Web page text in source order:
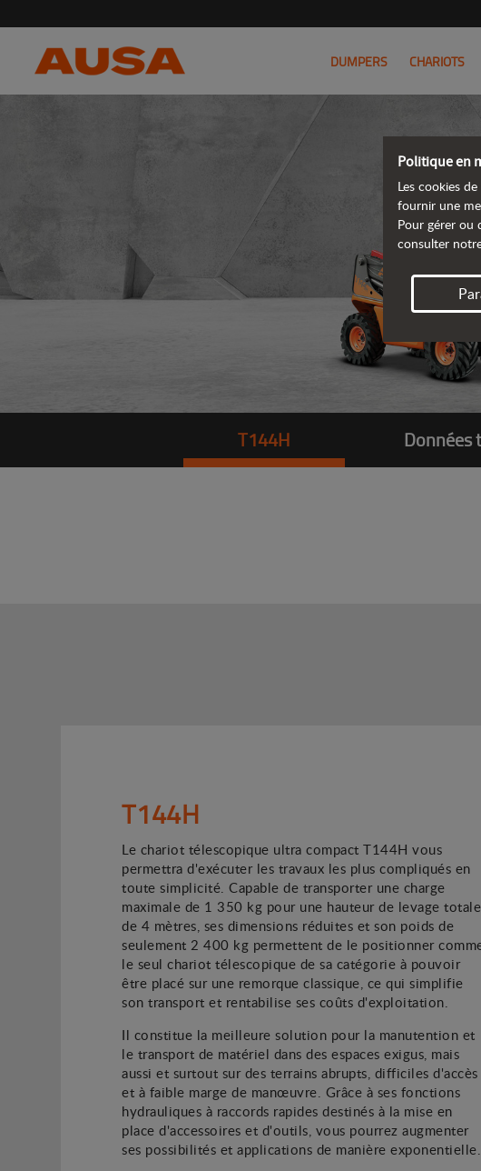
DUMPERS CHARIOTS
T144H Données
T144H
Le chariot télescopique ultra compact T144H vous
permettra d'exécuter les travaux les plus compliqués en
toute simplicité. Capable de transporter une charge
maximale de 1 350 kg pour une hauteur de levage totale
de 4 mètres, ses dimensions réduites et son poids de
seulement 2 400 kg permettent de le positionner
le seul chariot télescopique de sa catégorie à pouvoir
être placé sur une remorque classique, ce qui simplifie
son transport et rentabilise ses coûts d'exploitation.
Il constitue la meilleure solution pour la manutention et
le transport de matériel dans des espaces exigus, mais
aussi et surtout sur des terrains abrupts, difficiles d'accès
et à faible marge de manœuvre. Grâce à ses fonctions
hydrauliques à raccords rapides destinés à la mise en
place d'accessoires et d'outils, vous pourrez augmenter
ses possibilités et applications de manière exponentielle.
Politique en
Les cookies
fournir une
Pour gérer ou
consulter